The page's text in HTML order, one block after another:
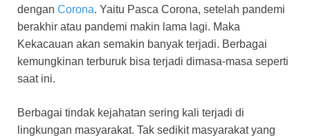
dengan Corona. Yaitu Pasca Corona, setelah pandemi
berakhir atau pandemi makin lama lagi. Maka
Kekacauan akan semakin banyak terjadi. Berbagai
kemungkinan terburuk bisa terjadi dimasa-masa seperti
saat ini.
Berbagai tindak kejahatan sering kali terjadi di
lingkungan masyarakat. Tak sedikit masyarakat yang